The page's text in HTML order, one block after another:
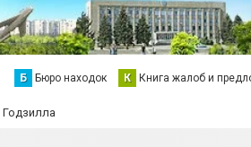
Б Бюро находок К Книга жалоб и
Годзилла